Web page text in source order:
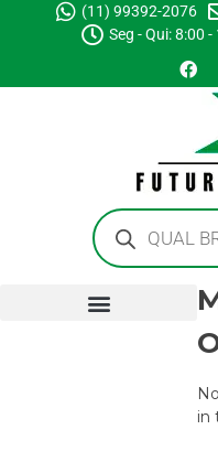
(11) 99392-2076
Seg - Qui: 8:00 -
in